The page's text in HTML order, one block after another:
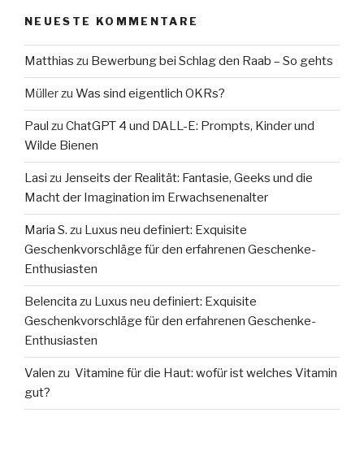
NEUESTE KOMMENTARE
Matthias zu Bewerbung bei Schlag den Raab – So gehts
Müllerzu Was sind eigentlich OKRs?
Paul zu ChatGPT 4 und DALL-E: Prompts, Kinder und
Wilde Bienen
Lasi zu Jenseits der Realität: Fantasie, Geeks und die
Macht der Imagination im Erwachsenenalter
Maria S. zu Luxus neu definiert: Exquisite
Geschenkvorschläge für den erfahrenen Geschenke-
Enthusiasten
Belencita zu Luxus neu definiert: Exquisite
Geschenkvorschläge für den erfahrenen Geschenke-
Enthusiasten
Valen zu Vitamine für die Haut: wofür ist welches Vitamin
gut?